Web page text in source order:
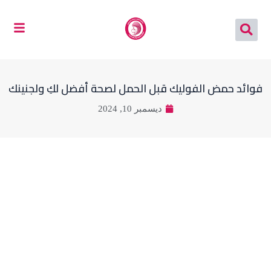
المحتوى
فوائد حمض الفوليك قبل الحمل لصحة أفضل لكِ ولجنينك
ديسمبر 10, 2024